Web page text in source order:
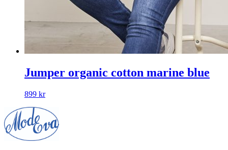
Jumper organic cotton marine blue
899 kr